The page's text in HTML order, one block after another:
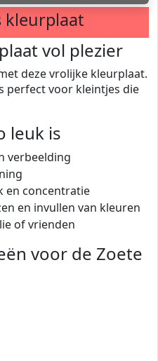
kleurplaat
vol plezier
deze vrolijke kleurplaat.
perfect voor kleintjes die
leuk is
verbeelding
en concentratie
en invullen van kleuren
of vrienden
voor de Zoete